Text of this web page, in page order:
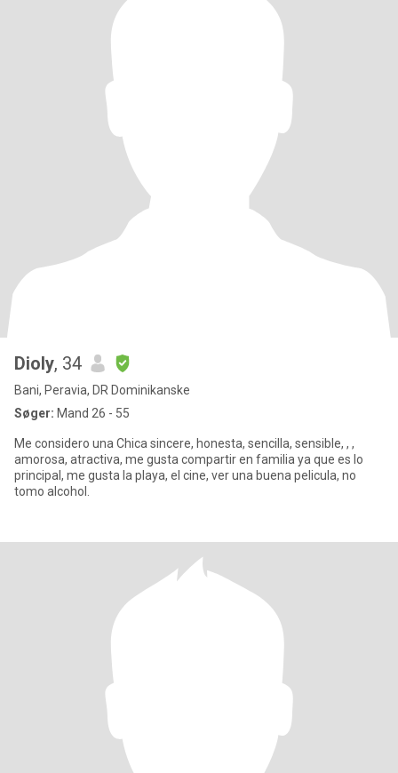
Dioly, 34
Bani, Peravia, DR Dominikanske
Søger: Mand 26 - 55
Me considero una Chica sincere, honesta, sencilla, sensible, , ,
amorosa, atractiva, me gusta compartir en familia ya que es lo
principal, me gusta la playa, el cine, ver una buena pelicula, no
tomo alcohol.